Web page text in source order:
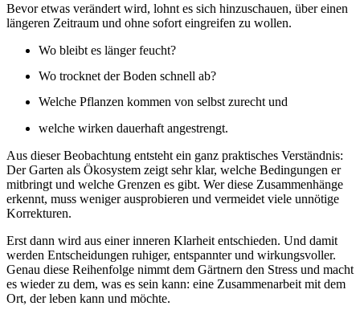
Bevor etwas verändert wird, lohnt es sich hinzuschauen, über einen
längeren Zeitraum und ohne sofort eingreifen zu wollen.
Wo bleibt es länger feucht?
Wo trocknet der Boden schnell ab?
Welche Pflanzen kommen von selbst zurecht und
welche wirken dauerhaft angestrengt.
Aus dieser Beobachtung entsteht ein ganz praktisches Verständnis:
Der Garten als Ökosystem zeigt sehr klar, welche Bedingungen er
mitbringt und welche Grenzen es gibt. Wer diese Zusammenhänge
erkennt, muss weniger ausprobieren und vermeidet viele unnötige
Korrekturen.
Erst dann wird aus einer inneren Klarheit entschieden. Und damit
werden Entscheidungen ruhiger, entspannter und wirkungsvoller.
Genau diese Reihenfolge nimmt dem Gärtnern den Stress und macht
es wieder zu dem, was es sein kann: eine Zusammenarbeit mit dem
Ort, der leben kann und möchte.